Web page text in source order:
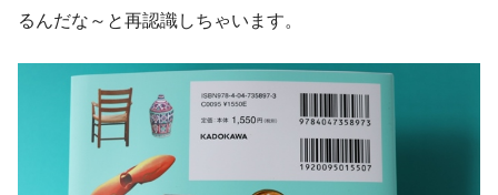
るんだな～と再認識しちゃいます。